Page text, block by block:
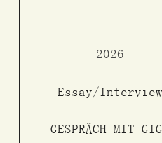
2026
Essay/Interview
GESPRÄCH MIT